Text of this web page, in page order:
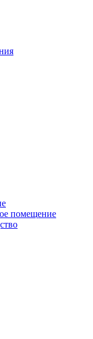
помещение